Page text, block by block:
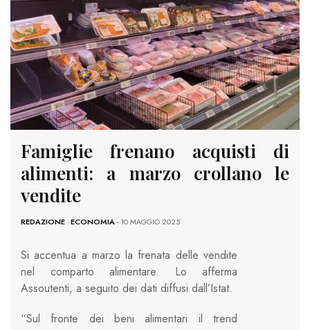
Famiglie frenano acquisti di
alimenti: a marzo crollano le
vendite
REDAZIONE-ECONOMIA- 10 MAGGIO 2025
Si accentua a marzo la frenata delle vendite
nel comparto alimentare. Lo afferma
Assoutenti, a seguito dei dati diffusi dall’Istat.
“Sul fronte dei beni alimentari il trend